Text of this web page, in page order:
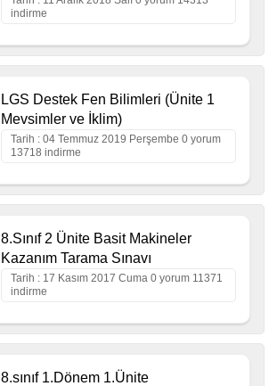
indirme
LGS Destek Fen Bilimleri (Ünite 1
Mevsimler ve İklim)
Tarih : 04 Temmuz 2019 Perşembe 0 yorum
13718 indirme
8.Sınıf 2 Ünite Basit Makineler
Kazanım Tarama Sınavı
Tarih : 17 Kasım 2017 Cuma 0 yorum 11371
indirme
8.sınıf 1.Dönem 1.Ünite